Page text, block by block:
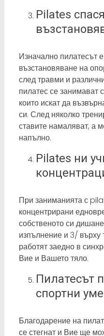
Pilates
Изначално пилатесът
възстановяване на
след травми и
пилатес се занимават
които искат да
си. След няколко
ставите намаляват, а
напълно.
Pilates ни
При заниманията с
концентрирани
собственото си
изпълнение и 3/ върху
работят заедно в
Вие и Вашето тяло.
Пилатесът
спортни
Благодарение на
се стегнат и Вие ще